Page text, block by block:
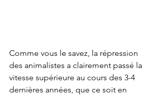
Comme vous le savez, la répression
des animalistes a clairement passé la
vitesse supérieure au cours des 3-4
dernières années, que ce soit en